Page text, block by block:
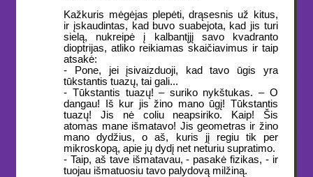
Kažkuris mėgėjas plepėti, drąsesnis už kitus,
ir įskaudintas, kad buvo suabejota, kad jis turi
sielą, nukreipė į kalbantįjį savo kvadranto
dioptrijas, atliko reikiamas skaičiavimus ir taip
atsakė:
- Pone, jei įsivaizduoji, kad tavo ūgis yra
tūkstantis tuazų, tai gali...
- Tūkstantis tuazų! – suriko nykštukas. – O
dangau! Iš kur jis žino mano ūgį! Tūkstantis
tuazų! Jis nė coliu neapsiriko. Kaip! Šis
atomas mane išmatavo! Jis geometras ir žino
mano dydžius, o aš, kuris jį regiu tik per
mikroskopą, apie jų dydį net neturiu supratimo.
- Taip, aš tave išmatavau, - pasakė fizikas, - ir
tuojau išmatuosiu tavo palydovą milžiną.